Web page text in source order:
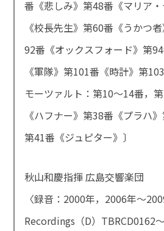
番《悲しみ》第48番《マリア
《校長先生》第60番《うかつ
92番《オックスフォード》第
《軍隊》第101番《時計》第
モーツァルト：第10～14番，
《ハフナー》第38番《プラハ
第41番《ジュピター》〕
秋山和慶指揮 広島交響楽団
〈録音：2000年，2006年～
Recordings（D）TBRCD0162